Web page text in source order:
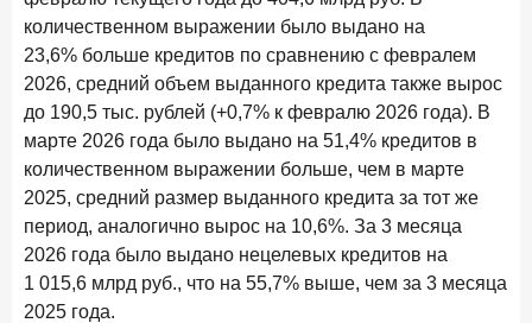
на банковском рынке
ПОДПИСАТЬСЯ
Я согласен с условиямиобработки данных
8 июня 2026 года ИССЛЕДОВАНИЕ
По итогам мая 2026 года объем выдач кредитов
составил 993,8 млрд руб.
количественном выражении было выдано на
23,6% больше кредитов по сравнению с февралем
2026, средний объем выданного кредита также вырос
до 190,5 тыс. рублей (+0,7% к февралю 2026 года). В
марте 2026 года было выдано на 51,4% кредитов в
количественном выражении больше, чем в марте
2025, средний размер выданного кредита за тот же
период, аналогично вырос на 10,6%. За 3 месяца
2026 года было выдано нецелевых кредитов на
1 015,6 млрд руб., что на 55,7% выше, чем за 3 месяца
2025 года.